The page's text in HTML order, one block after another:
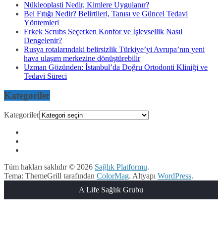
Nükleoplasti Nedir, Kimlere Uygulanır?
Bel Fıtığı Nedir? Belirtileri, Tanısı ve Güncel Tedavi
Yöntemleri
Erkek Scrubs Seçerken Konfor ve İşlevsellik Nasıl
Dengelenir?
Rusya rotalarındaki belirsizlik Türkiye’yi Avrupa’nın yeni
hava ulaşım merkezine dönüştürebilir
Uzman Gözünden: İstanbul’da Doğru Ortodonti Kliniği ve
Tedavi Süreci
Kategoriler
Kategoriler
Tüm hakları saklıdır © 2026 Sağlık Platformu.
Tema: ThemeGrill tarafından ColorMag. Altyapı WordPress.
A Life Sağlık Grubu